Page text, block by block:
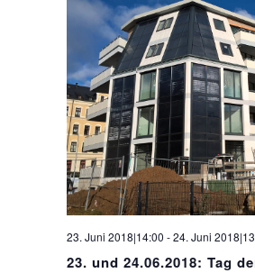
23. Juni 2018|14:00 -24. Juni
23. und 24.06.2018: Tag